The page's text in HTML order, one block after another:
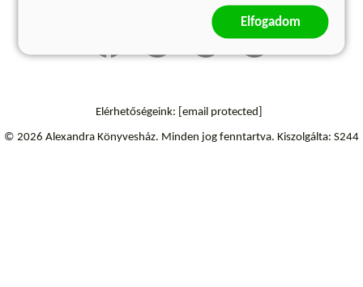
Elérhetőségeink: [email protected]
© 2026 Alexandra Könyvesház. Minden jog fenntartva. Kiszolgálta: S244
Elfogadom